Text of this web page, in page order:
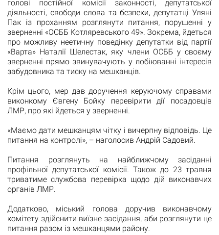
голові постійної комісії законності, депутатської
діяльності, свободи слова та безпеки, депутатці Уляні
Пак із проханням розглянути питання, порушенні у
зверненні «ОСББ Котляревського 49». Зокрема, йдеться
про можливу неетичну поведінку депутатки від партії
«Варта» Наталії Шелестак, яку члени ОСББ у своєму
зверненні прямо звинувачують у лобіюванні інтересів
забудовника та тиску на мешканців.
Крім цього, мер дав доручення керуючому справами
виконкому Євгену Бойку перевірити дії посадовців
ЛМР, про які йдеться у зверненні.
«Маємо дати мешканцям чітку і вичерпну відповідь. Це
питання на контролі», – наголосив Андрій Садовий.
Питання розглянуть на найближчому засіданні
профільної депутатської комісії. Також до 23 травня
триватиме службова перевірка щодо дій виконавчих
органів ЛМР.
Додатково, міський голова доручив виконавчому
комітету здійснити виїзне засідання, аби розглянути це
питання разом із мешканцями району.